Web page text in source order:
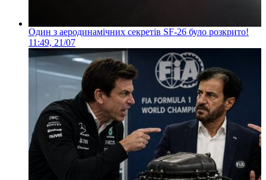
Один з аеродинамічних секретів SF-26 було розкрито!
11:49, 21/07